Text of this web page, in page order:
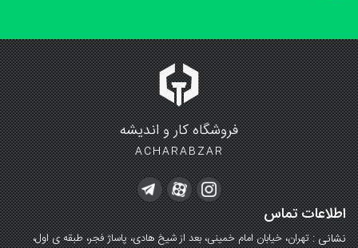
فروشگاه کار و اندیشه
ACHARABZAR
اطلاعات تماس
نشانی :تهران، خیابان امام خمینی، بعد از شیخ هادی، پاساژ فجر، طبقه ی اول،